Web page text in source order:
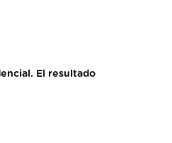
El resultado